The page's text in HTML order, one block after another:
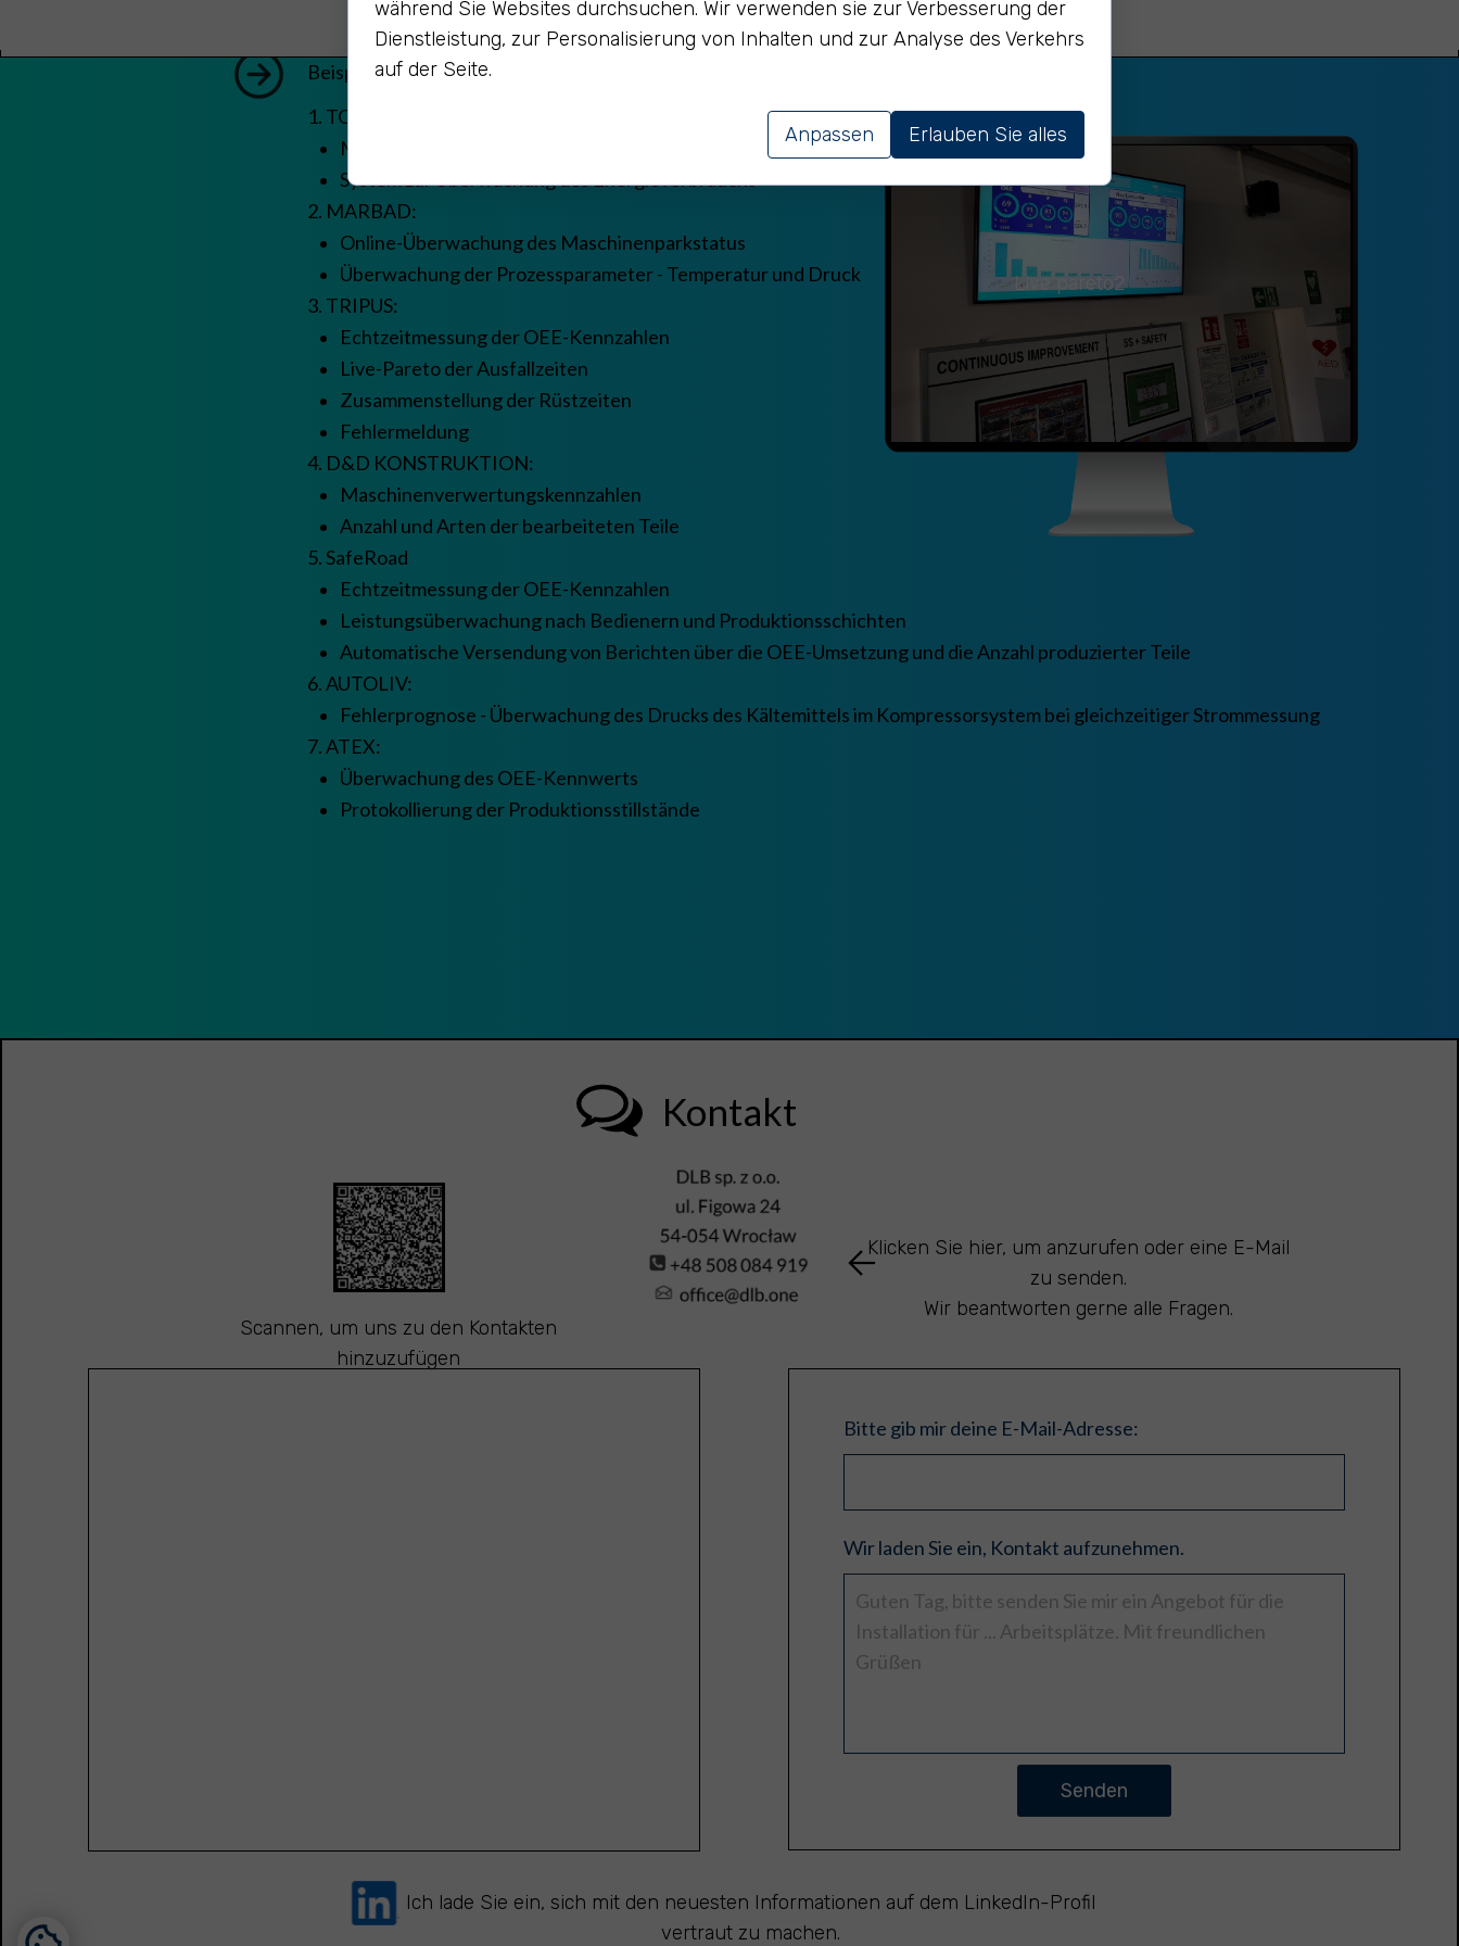
Live pareto2
Beispielprojekte:
1. TOYOTA:
Modul zur Vorhersage des Werkzeugwechsels
System zur Überwachung des Energieverbrauchs
2. MARBAD:
Online-Überwachung des Maschinenparkstatus
Überwachung der Prozessparameter - Temperatur und Druck
3. TRIPUS:
Echtzeitmessung der OEE-Kennzahlen
Live-Pareto der Ausfallzeiten
Zusammenstellung der Rüstzeiten
Fehlermeldung
4. D&D KONSTRUKTION:
Maschinenverwertungskennzahlen
Anzahl und Arten der bearbeiteten Teile
5. SafeRoad
Echtzeitmessung der OEE-Kennzahlen
Leistungsüberwachung nach Bedienern und Produktionsschichten
Automatische Versendung von Berichten über die OEE-Umsetzung und die Anzahl produzierter Teile
6. AUTOLIV:
Fehlerprognose - Überwachung des Drucks des Kältemittels im Kompressorsystem bei gleichzeitiger Strommessung
7. ATEX:
Überwachung des OEE-Kennwerts
Protokollierung der Produktionsstillstände
Ich lade Sie ein, sich mit den neuesten Informationen auf dem LinkedIn-Profil
vertraut zu machen.
Scannen, um uns zu den Kontakten
hinzuzufügen
Klicken Sie hier, um anzurufen oder eine E-Mail
zu senden.
Wir beantworten gerne alle Fragen.
Bitte gib mir deine E-Mail-Adresse:
Wir laden Sie ein, Kontakt aufzunehmen.
Senden
Kontakt
während Sie Websites durchsuchen. Wir verwenden sie zur Verbesserung der
Dienstleistung, zur Personalisierung von Inhalten und zur Analyse des Verkehrs
auf der Seite.
Anpassen Erlauben Sie alles